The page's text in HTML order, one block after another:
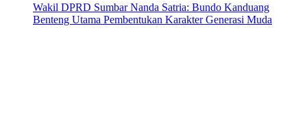
Wakil DPRD Sumbar Nanda Satria: Bundo Kanduang
Benteng Utama Pembentukan Karakter Generasi Muda